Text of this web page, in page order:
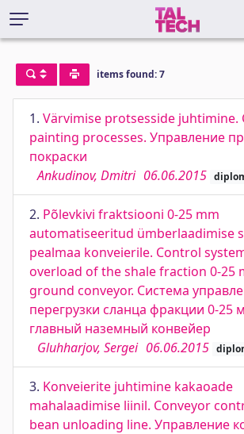
items found: 7
1. Värvimise protsesside
painting processes. Управление
покраски
Ankudinov, Dmitri 06.06.2015
2. Põlevkivi fraktsiooni 0-25 mm
automatiseeritud ümberlaadimise
pealmaa konveierile. Сontrol
overload of the shale fraction 0-25
ground conveyor. Система
перегрузки сланца фракции 0-25
главный наземный конвейер
Gluhharjov, Sergei 06.06.2015
3. Konveierite juhtimine kakaoade
mahalaadimise liinil. Conveyor
bean unloading line. Управление